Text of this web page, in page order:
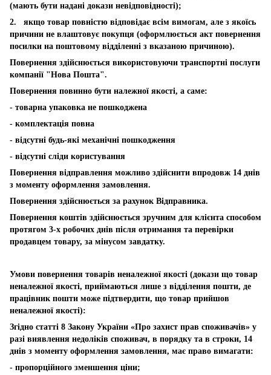
(мають бути надані докази невідповідності);
2. якщо товар повністю відповідає всім вимогам, але з якоїсь
причини не влаштовує покупця (оформлюється акт повернення
посилки на поштовому відділенні з вказаною причиною).
Повернення здійснюється використовуючи транспортні послуги
компанії "Нова Пошта".
Повернення повинно бути належної якості, а саме:
- товарна упаковка не пошкоджена
- комплектація повна
- відсутні будь-які механічні пошкодження
- відсутні сліди користування
Повернення відправлення можливо здійснити впродовж 14 днів
з моменту оформлення замовлення.
Повернення здійснюється за рахунок Відправника.
Повернення коштів здійснюється зручним для клієнта способом
протягом 3-х робочих днів після отримання та перевірки
продавцем товару, за мінусом завдатку.
Умови повернення товарів неналежної якості (докази що товар
неналежної якості, приймаються лише з відділення пошти, де
працівник пошти може підтвердити, що товар прийшов
неналежної якості):
Згідно статті 8 Закону України «Про захист прав споживачів» у
разі виявлення недоліків споживач, в порядку та в строки, 14
днів з моменту оформлення замовлення, має право вимагати:
- пропорційного зменшення ціни;